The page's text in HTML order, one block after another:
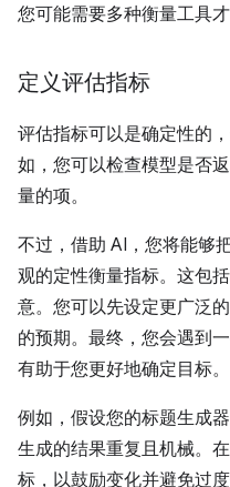
您可能需要多种衡量工具才
定义评估指标
评估指标可以是确定性的
如，您可以检查模型是否
量的项。
不过，借助 AI，您将能够
观的定性衡量指标。这包
意。您可以先设定更广泛
的预期。最终，您会遇到
有助于您更好地确定目标。
例如，假设您的标题生成
生成的结果重复且机械。
标，以鼓励变化并避免过